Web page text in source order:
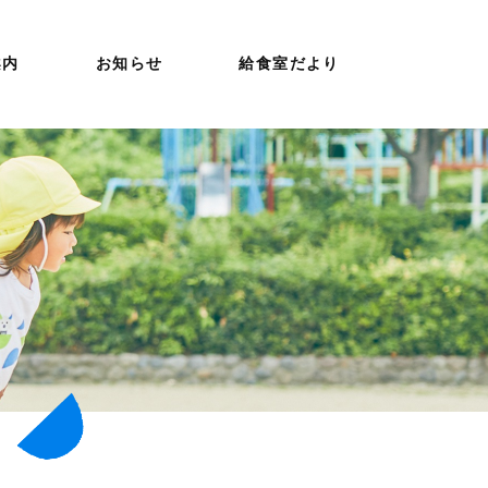
お知らせ 給食室だより